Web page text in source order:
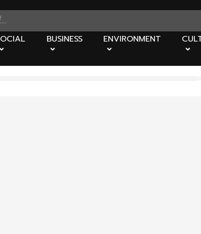
BUSINESS ENVIRONMENT